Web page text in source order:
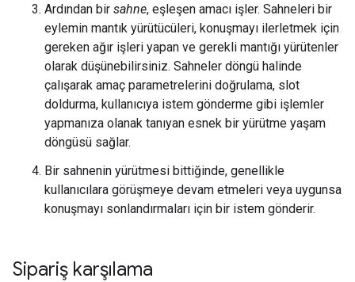
Ardından bir sahne, eşleşen amacı işler. Sahneleri bir
eylemin mantık yürütücüleri, konuşmayı ilerletmek için
gereken ağır işleri yapan ve gerekli mantığı yürütenler
olarak düşünebilirsiniz. Sahneler döngü halinde
çalışarak amaç parametrelerini doğrulama, slot
doldurma, kullanıcıya istem gönderme gibi işlemler
yapmanıza olanak tanıyan esnek bir yürütme yaşam
döngüsü sağlar.
Bir sahnenin yürütmesi bittiğinde, genellikle
kullanıcılara görüşmeye devam etmeleri veya uygunsa
konuşmayı sonlandırmaları için bir istem gönderir.
Sipariş karşılama